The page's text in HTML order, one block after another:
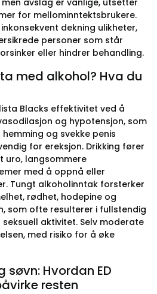
avslag er vanlige, utsetter
for mellominntektsbrukere.
dekning ulikheter,
personer som står
eller hindrer behandling.
med alkohol? Hva du
Blacks effektivitet ved å
og hypotensjon, som
og svekke penis
for ereksjon. Drikking fører
uro, langsommere
med å oppnå eller
Tungt alkoholinntak forsterker
rødhet, hodepine og
som ofte resulterer i fullstendig
aktivitet. Selv moderate
med risiko for å øke
Hvordan ED
resten